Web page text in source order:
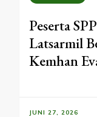
Peserta
Latsarmil
Kemhan
JUNI 27, 2026